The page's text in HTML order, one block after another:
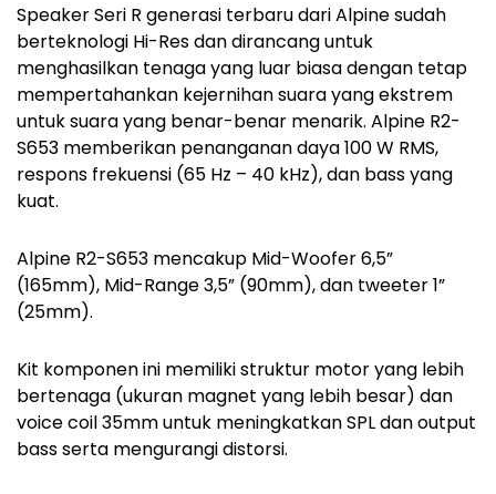
Speaker Seri R generasi terbaru dari Alpine sudah
berteknologi Hi-Res dan dirancang untuk
menghasilkan tenaga yang luar biasa dengan tetap
mempertahankan kejernihan suara yang ekstrem
untuk suara yang benar-benar menarik. Alpine R2-
S653 memberikan penanganan daya 100 W RMS,
respons frekuensi (65 Hz – 40 kHz), dan bass yang
kuat.
Alpine R2-S653 mencakup Mid-Woofer 6,5”
(165mm), Mid-Range 3,5” (90mm), dan tweeter 1”
(25mm).
Kit komponen ini memiliki struktur motor yang lebih
bertenaga (ukuran magnet yang lebih besar) dan
voice coil 35mm untuk meningkatkan SPL dan output
bass serta mengurangi distorsi.